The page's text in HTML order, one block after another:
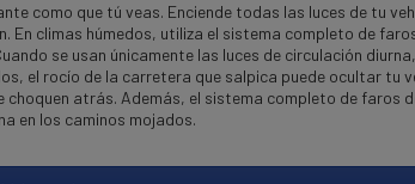
como que tú veas. Enciende todas las luces de tu
En climas húmedos, utiliza el sistema completo de
se usan únicamente las luces de circulación
el rocío de la carretera que salpica puede ocultar tu
choquen atrás. Además, el sistema completo de faros
en los caminos mojados.